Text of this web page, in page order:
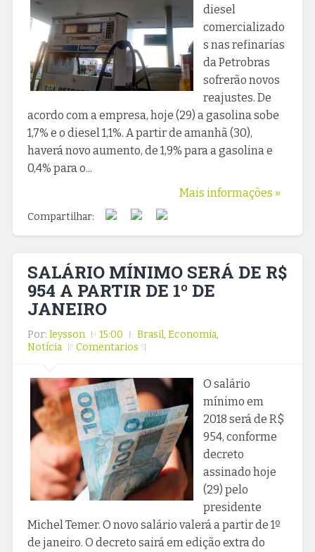
diesel
comercializado
s nas refinarias
da Petrobras
sofrerão novos
reajustes. De
acordo com a empresa, hoje (29) a gasolina sobe
1,7% e o diesel 1,1%. A partir de amanhã (30),
haverá novo aumento, de 1,9% para a gasolina e
0,4% para o...
Mais informações »
Compartilhar:
SALÁRIO MÍNIMO SERÁ DE R$
954 A PARTIR DE 1º DE
JANEIRO
Por: leysson 15:00 Brasil, Economia,
Notícia
Comentarios
O salário
mínimo em
2018 será de R$
954, conforme
decreto
assinado hoje
(29) pelo
presidente
Michel Temer. O novo salário valerá a partir de 1º
de janeiro. O decreto sairá em edição extra do